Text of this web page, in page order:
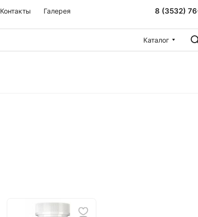
Контакты Галерея 8 (3532)
Каталог